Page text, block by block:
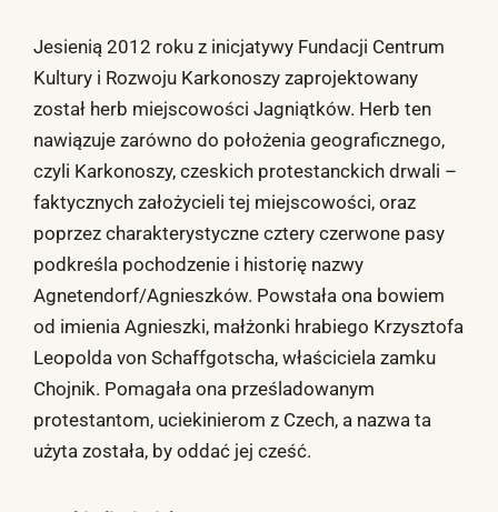
Jesienią 2012 roku z inicjatywy Fundacji Centrum
Kultury i Rozwoju Karkonoszy zaprojektowany
został herb miejscowości Jagniątków. Herb ten
nawiązuje zarówno do położenia geograficznego,
czyli Karkonoszy, czeskich protestanckich drwali –
faktycznych założycieli tej miejscowości, oraz
poprzez charakterystyczne cztery czerwone pasy
podkreśla pochodzenie i historię nazwy
Agnetendorf/Agnieszków. Powstała ona bowiem
od imienia Agnieszki, małżonki hrabiego Krzysztofa
Leopolda von Schaffgotscha, właściciela zamku
Chojnik. Pomagała ona prześladowanym
protestantom, uciekinierom z Czech, a nazwa ta
użyta została, by oddać jej cześć.